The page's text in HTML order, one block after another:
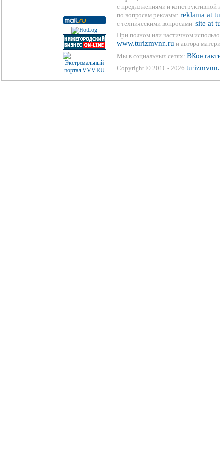
с предложениями и конструктивной
по вопросам рекламы: reklama at
с техническими вопросами: site at
При полном или частичном
www.turizmvnn.ru и автора
Мы в социальных сетях:
Copyright © 2010 - 2026